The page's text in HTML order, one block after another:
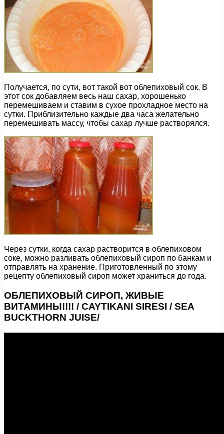
Получается, по сути, вот такой вот облепиховый сок. В
этот сок добавляем весь наш сахар, хорошенько
перемешиваем и ставим в сухое прохладное место на
сутки. Приблизительно каждые два часа желательно
перемешивать массу, чтобы сахар лучше растворялся.
Через сутки, когда сахар растворится в облепиховом
соке, можно разливать облепиховый сироп по банкам и
отправлять на хранение. Приготовленный по этому
рецепту облепиховый сироп может храниться до года.
ОБЛЕПИХОВЫЙ СИРОП, ЖИВЫЕ
ВИТАМИНЫ!!!! / CAYTIKANI SIRESI / SEA
BUCKTHORN JUISE/